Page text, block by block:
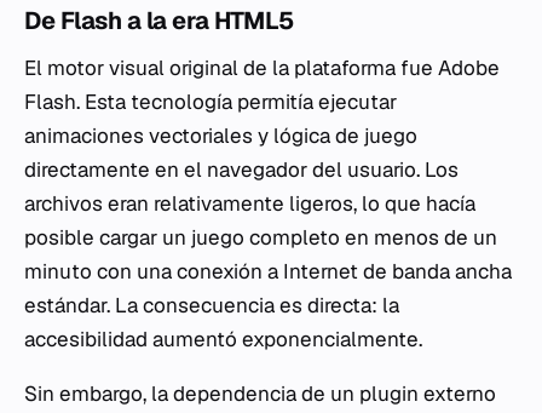
De Flash a la era HTML5
El motor visual original de la plataforma fue Adobe
Flash. Esta tecnología permitía ejecutar
animaciones vectoriales y lógica de juego
directamente en el navegador del usuario. Los
archivos eran relativamente ligeros, lo que hacía
posible cargar un juego completo en menos de un
minuto con una conexión a Internet de banda ancha
estándar. La consecuencia es directa: la
accesibilidad aumentó exponencialmente.
Sin embargo, la dependencia de un plugin externo